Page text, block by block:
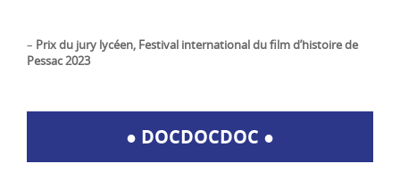
– Prix du jury lycéen, Festival international du film d’histoire de
Pessac 2023
● DOCDOCDOC ●